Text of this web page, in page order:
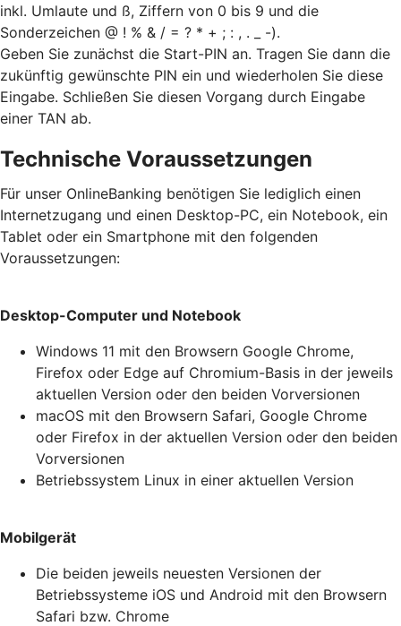
inkl. Umlaute und ß, Ziffern von 0 bis 9 und die
Sonderzeichen @ ! % & / = ? * + ; : , . _ -).
Geben Sie zunächst die Start-PIN an. Tragen Sie dann die
zukünftig gewünschte PIN ein und wiederholen Sie diese
Eingabe. Schließen Sie diesen Vorgang durch Eingabe
einer TAN ab.
Technische Voraussetzungen
Für unser OnlineBanking benötigen Sie lediglich einen
Internetzugang und einen Desktop-PC, ein Notebook, ein
Tablet oder ein Smartphone mit den folgenden
Voraussetzungen:
Desktop-Computer und Notebook
Windows 11 mit den Browsern Google Chrome,
Firefox oder Edge auf Chromium-Basis in der jeweils
aktuellen Version oder den beiden Vorversionen
macOS mit den Browsern Safari, Google Chrome
oder Firefox in der aktuellen Version oder den beiden
Vorversionen
Betriebssystem Linux in einer aktuellen Version
Mobilgerät
Die beiden jeweils neuesten Versionen der
Betriebssysteme iOS und Android mit den Browsern
Safari bzw. Chrome